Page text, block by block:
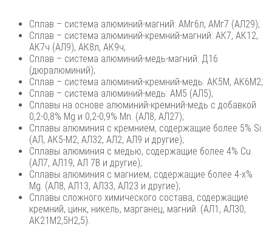
Сплав – система алюминий-магний: АМг6л, АМг7 (АЛ29);
Сплав – система алюминий-кремний-магний: АК7, АК12,
АК7ч (АЛ9), АК8л, АК9ч;
Сплав – система алюминий-медь-магний: Д16
(дюралюминий);
Сплав – система алюминий-кремний-медь: АК5М, АК6М2;
Сплав – система алюминий-медь: АМ5 (АЛ5);
Сплавы на основе алюминий-кремний-медь с добавкой
0,2-0,8% Mg и 0,2-0,9% Mn. (AЛ8, АЛ27);
Сплавы алюминия с кремнием, содержащие более 5% Si.
(АЛ, АК5-М2, АЛ32, АЛ2, АЛ9 и другие);
Сплавы алюминия с медью, содержащие более 4% Cu.
(АЛ7, АЛ19, АЛ 7В и другие);
Сплавы алюминия с магнием, содержащие более 4-х%
Mg. (АЛ8, АЛ13, АЛ33, АЛ23 и другие);
Сплавы сложного химического состава, содержащие
кремний, цинк, никель, марганец, магний. (АЛ1, АЛ30,
АК21М2,5Н2,5).